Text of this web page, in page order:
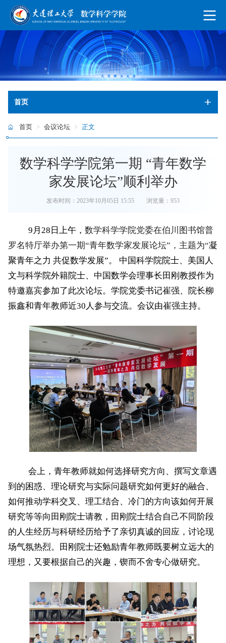
首页
首页 > 会议论坛 > 正文
数学科学学院第一期 “青年数学
家发展论坛”顺利举办
发布时间：2023年10月05日 15:55 浏览量： 953
9 月 28 日上午， 数学科学学院党委在伯川图书馆普
罗名特厅举办第一期“青年数学家发展论坛”，主题为“凝
聚青年之力 共促数学发展”。 中国科学院院士、美国人
文与科学院外籍院士、中国数学会理事长田刚教授作为
特邀嘉宾参加了此次论坛。学院党委书记崔强、院长柳
振鑫和青年教师近30 人参与交流。会议由崔强主持。
会上，青年教师就如何选择研究方向、撰写文章遇
到的困惑、理论研究与实际问题研究如何更好的融合、
如何推动学科交叉、理工结合、冷门的方向该如何开展
研究等等向田刚院士请教，田刚院士结合自己不同阶段
的人生经历与科研经历给予了亲切真诚的回应，讨论现
场气氛热烈。田刚院士还勉励青年教师既要树立远大的
理想，又要根据自己的兴趣，锲而不舍专心做研究。